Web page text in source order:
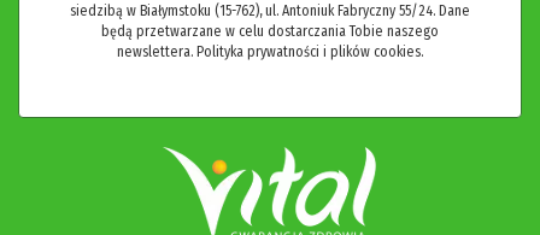
siedzibą w Białymstoku (15-762), ul. Antoniuk Fabryczny 55/24. Dane
będą przetwarzane w celu dostarczania Tobie naszego
newslettera. Polityka prywatności i plików cookies.